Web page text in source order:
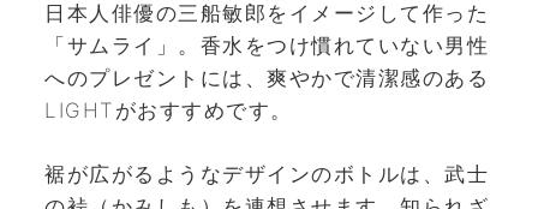
日本人俳優の三船敏郎をイメージして作った
「サムライ」。香水をつけ慣れていない男性
へのプレゼントには、爽やかで清潔感のある
LIGHTがおすすめです。
裾が広がるようなデザインのボトルは、武士